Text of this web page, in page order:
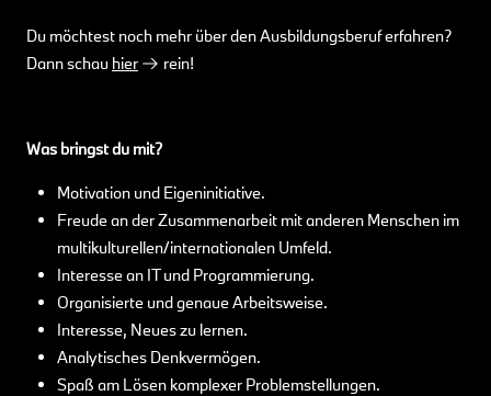
Du möchtest noch mehr über den Ausbildungsberuf erfahren?
Dann schau hier rein!
Was bringst du mit?
Motivation und Eigeninitiative.
Freude an der Zusammenarbeit mit anderen Menschen im
multikulturellen/internationalen Umfeld.
Interesse an IT und Programmierung.
Organisierte und genaue Arbeitsweise.
Interesse, Neues zu lernen.
Analytisches Denkvermögen.
Spaß am Lösen komplexer Problemstellungen.